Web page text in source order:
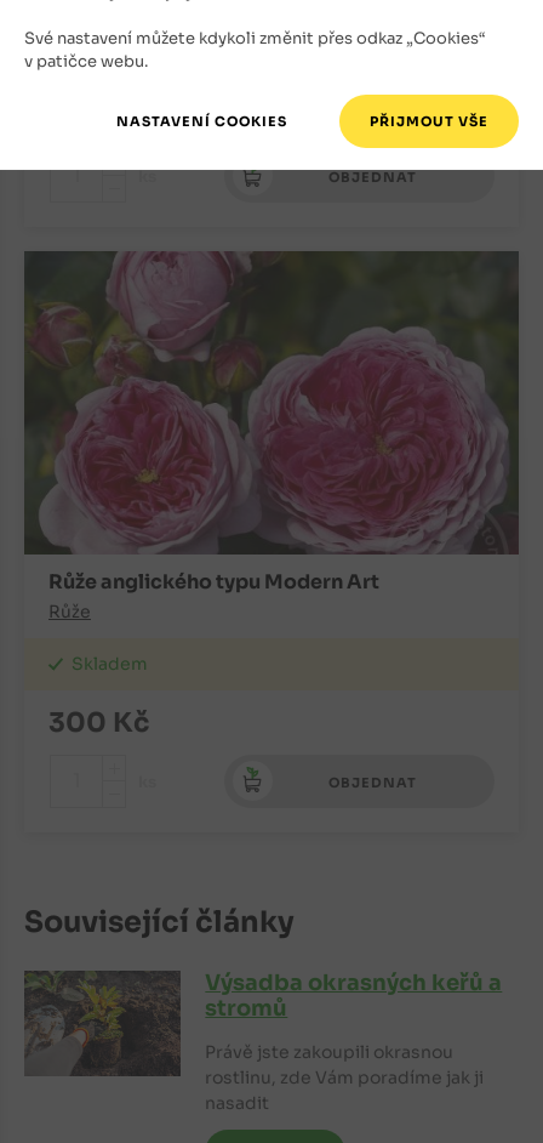
Své nastavení můžete kdykoli změnit přes odkaz „Cookies“
v patičce webu.
Skladem
Kč
+
ks OBJEDNAT
Růže anglického typu Modern Art
Růže
Skladem
300 Kč
OBJEDNAT
Související články
Výsadba okrasných keřů a
stromů
Právě jste zakoupili okrasnou
rostlinu, zde Vám poradíme jak ji
nasadit